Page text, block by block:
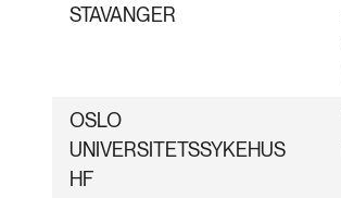
STAVANGER
OSLO
UNIVERSITETSSYKEHUS
HF